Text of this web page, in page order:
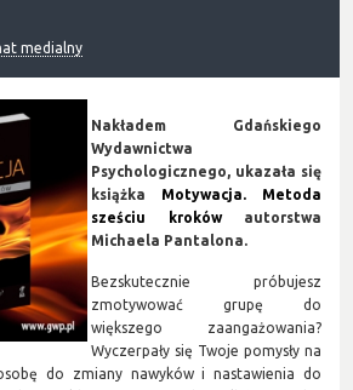
medialny
Nakładem Gdańskiego
Wydawnictwa
Psychologicznego, ukazała się
książka Motywacja. Metoda
sześciu krokówautorstwa
Michaela Pantalona.
Bezskutecznie próbujesz
zmotywować grupę do
większego zaangażowania?
Wyczerpały się Twoje pomysły na
do zmiany nawyków i nastawienia do